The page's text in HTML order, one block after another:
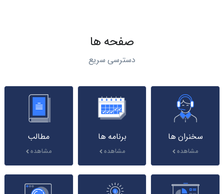
صفحه ها
دسترسی سریع
سخنران ها
مشاهده
برنامه ها
مشاهده
مطالب
مشاهده